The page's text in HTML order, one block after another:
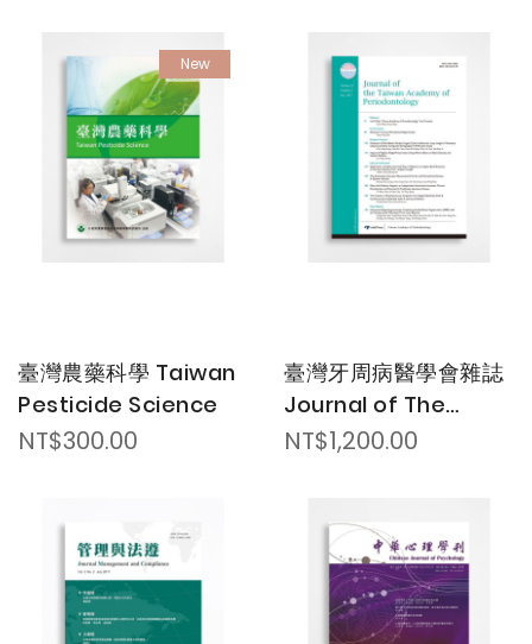
New
臺灣農藥科學 Taiwan
Pesticide Science
NT$300.00
臺灣牙周病醫學會雜誌
Journal of The
Taiwan Academy of
NT$1,200.00